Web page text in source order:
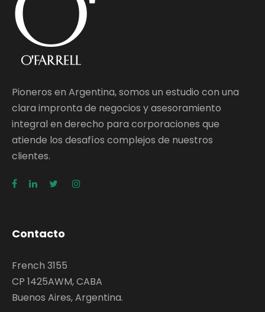
Pioneros en Argentina, somos un estudio con una
clara impronta de negocios y asesoramiento
integral en derecho para corporaciones que
atiende los desafíos complejos de nuestros
clientes.
Contacto
French 3155
CP 1425AWM, CABA
Buenos Aires, Argentina.